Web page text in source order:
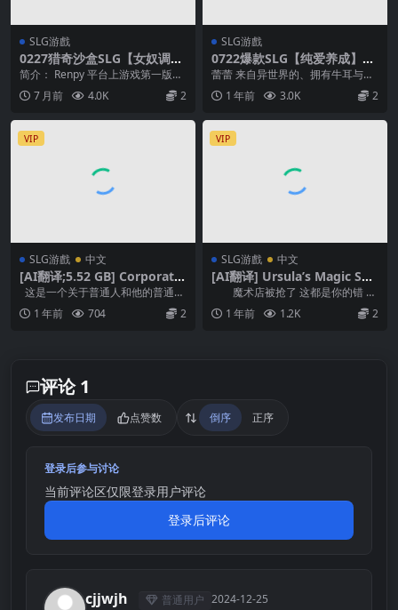
SLG游戲
0227猎奇沙盒SLG【女奴调教
后宫】红樱花馆2 Red Sakura
Mansion2 v2.27【AI加载汉
化】
简介： Renpy 平台上游戏第一版的
续作 在第一部分的事件之后，你被
迫在一座新...
7 月前 4.0K 2
SLG游戲
0722爆款SLG【纯爱养成】亚
人女仆10日间的牛奶供给契约
(仮)~亜人メイドと10日間ミル
ク供給契約(仮) V1.0.4【官方
蕾蕾 来自异世界的、拥有牛耳与尾
巴的女仆。 通过鉴定魔法，她确信
主人公是魔王的前...
1 年前 3.0K 2
VIP
SLG游戲 中文
[AI翻译;5.52 GB] Corporate
Culture [v0.7]
这是一个关于普通人和他的普通生
活的故事。 他在一间普通的办公室
工作，他的未来...
1 年前 704 2
VIP
SLG游戲 中文
[AI翻译] Ursula’s Magic Sho
p [v0.14]
魔术店被抢了 这都是你的错 学
习魔...
1 年前 1.2K 2
评论 1
发布日期 点赞数 倒序 正序
登录后参与讨论
当前评论区仅限登录用户评论
登录后评论
cjjwjh 普通用户 2024-12-25